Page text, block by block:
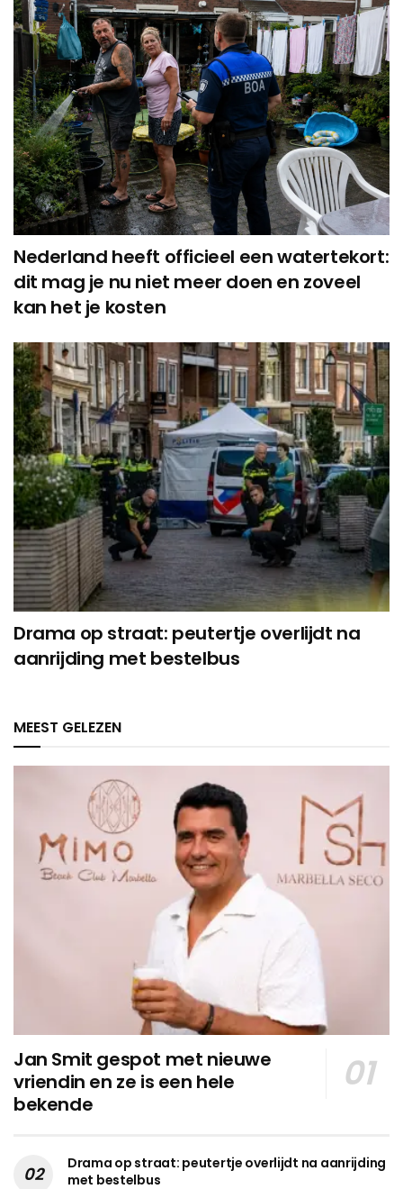
Nederland heeft officieel een watertekort:
dit mag je nu niet meer doen en zoveel
kan het je kosten
Drama op straat: peutertje overlijdt na
aanrijding met bestelbus
MEEST GELEZEN
Jan Smit gespot met nieuwe
vriendin en ze is een hele
bekende
Drama op straat: peutertje overlijdt na aanrijding
met bestelbus